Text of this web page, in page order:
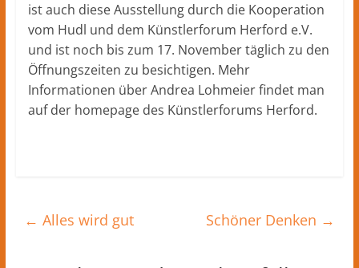
ist auch diese Ausstellung durch die Kooperation
vom Hudl und dem Künstlerforum Herford e.V.
und ist noch bis zum 17. November täglich zu den
Öffnungszeiten zu besichtigen. Mehr
Informationen über Andrea Lohmeier findet man
auf der homepage des Künstlerforums Herford.
← Alles wird gut Schöner Denken →